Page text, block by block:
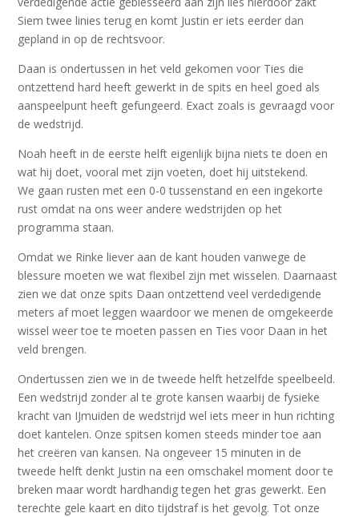
Siem twee linies terug en komt Justin er iets eerder dan
gepland in op de rechtsvoor.
Daan is ondertussen in het veld gekomen voor Ties die
ontzettend hard heeft gewerkt in de spits en heel goed als
aanspeelpunt heeft gefungeerd. Exact zoals is gevraagd voor
de wedstrijd.
Noah heeft in de eerste helft eigenlijk bijna niets te doen en
wat hij doet, vooral met zijn voeten, doet hij uitstekend.
We gaan rusten met een 0-0 tussenstand en een ingekorte
rust omdat na ons weer andere wedstrijden op het
programma staan.
Omdat we Rinke liever aan de kant houden vanwege de
blessure moeten we wat flexibel zijn met wisselen. Daarnaast
zien we dat onze spits Daan ontzettend veel verdedigende
meters af moet leggen waardoor we menen de omgekeerde
wissel weer toe te moeten passen en Ties voor Daan in het
veld brengen.
Ondertussen zien we in de tweede helft hetzelfde speelbeeld.
Een wedstrijd zonder al te grote kansen waarbij de fysieke
kracht van IJmuiden de wedstrijd wel iets meer in hun richting
doet kantelen. Onze spitsen komen steeds minder toe aan
het creëren van kansen. Na ongeveer 15 minuten in de
tweede helft denkt Justin na een omschakel moment door te
breken maar wordt hardhandig tegen het gras gewerkt. Een
terechte gele kaart en dito tijdstraf is het gevolg. Tot onze